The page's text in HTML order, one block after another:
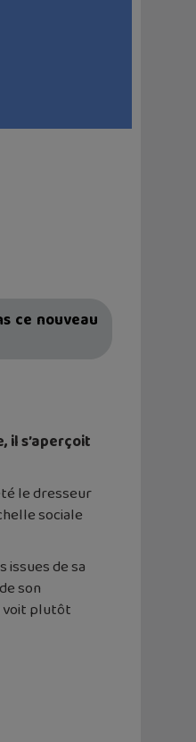
ce nouveau
il s’aperçoit
le dresseur
sociale
de sa
son
voit plutôt